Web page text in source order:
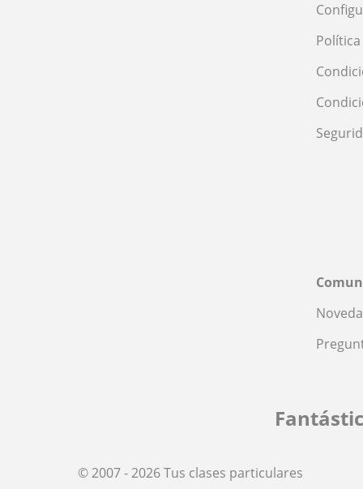
© 2007 - 2026 Tus clases particulares